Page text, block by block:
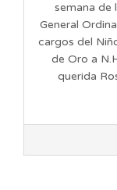
semana de
General
cargos del
de Oro a
querida